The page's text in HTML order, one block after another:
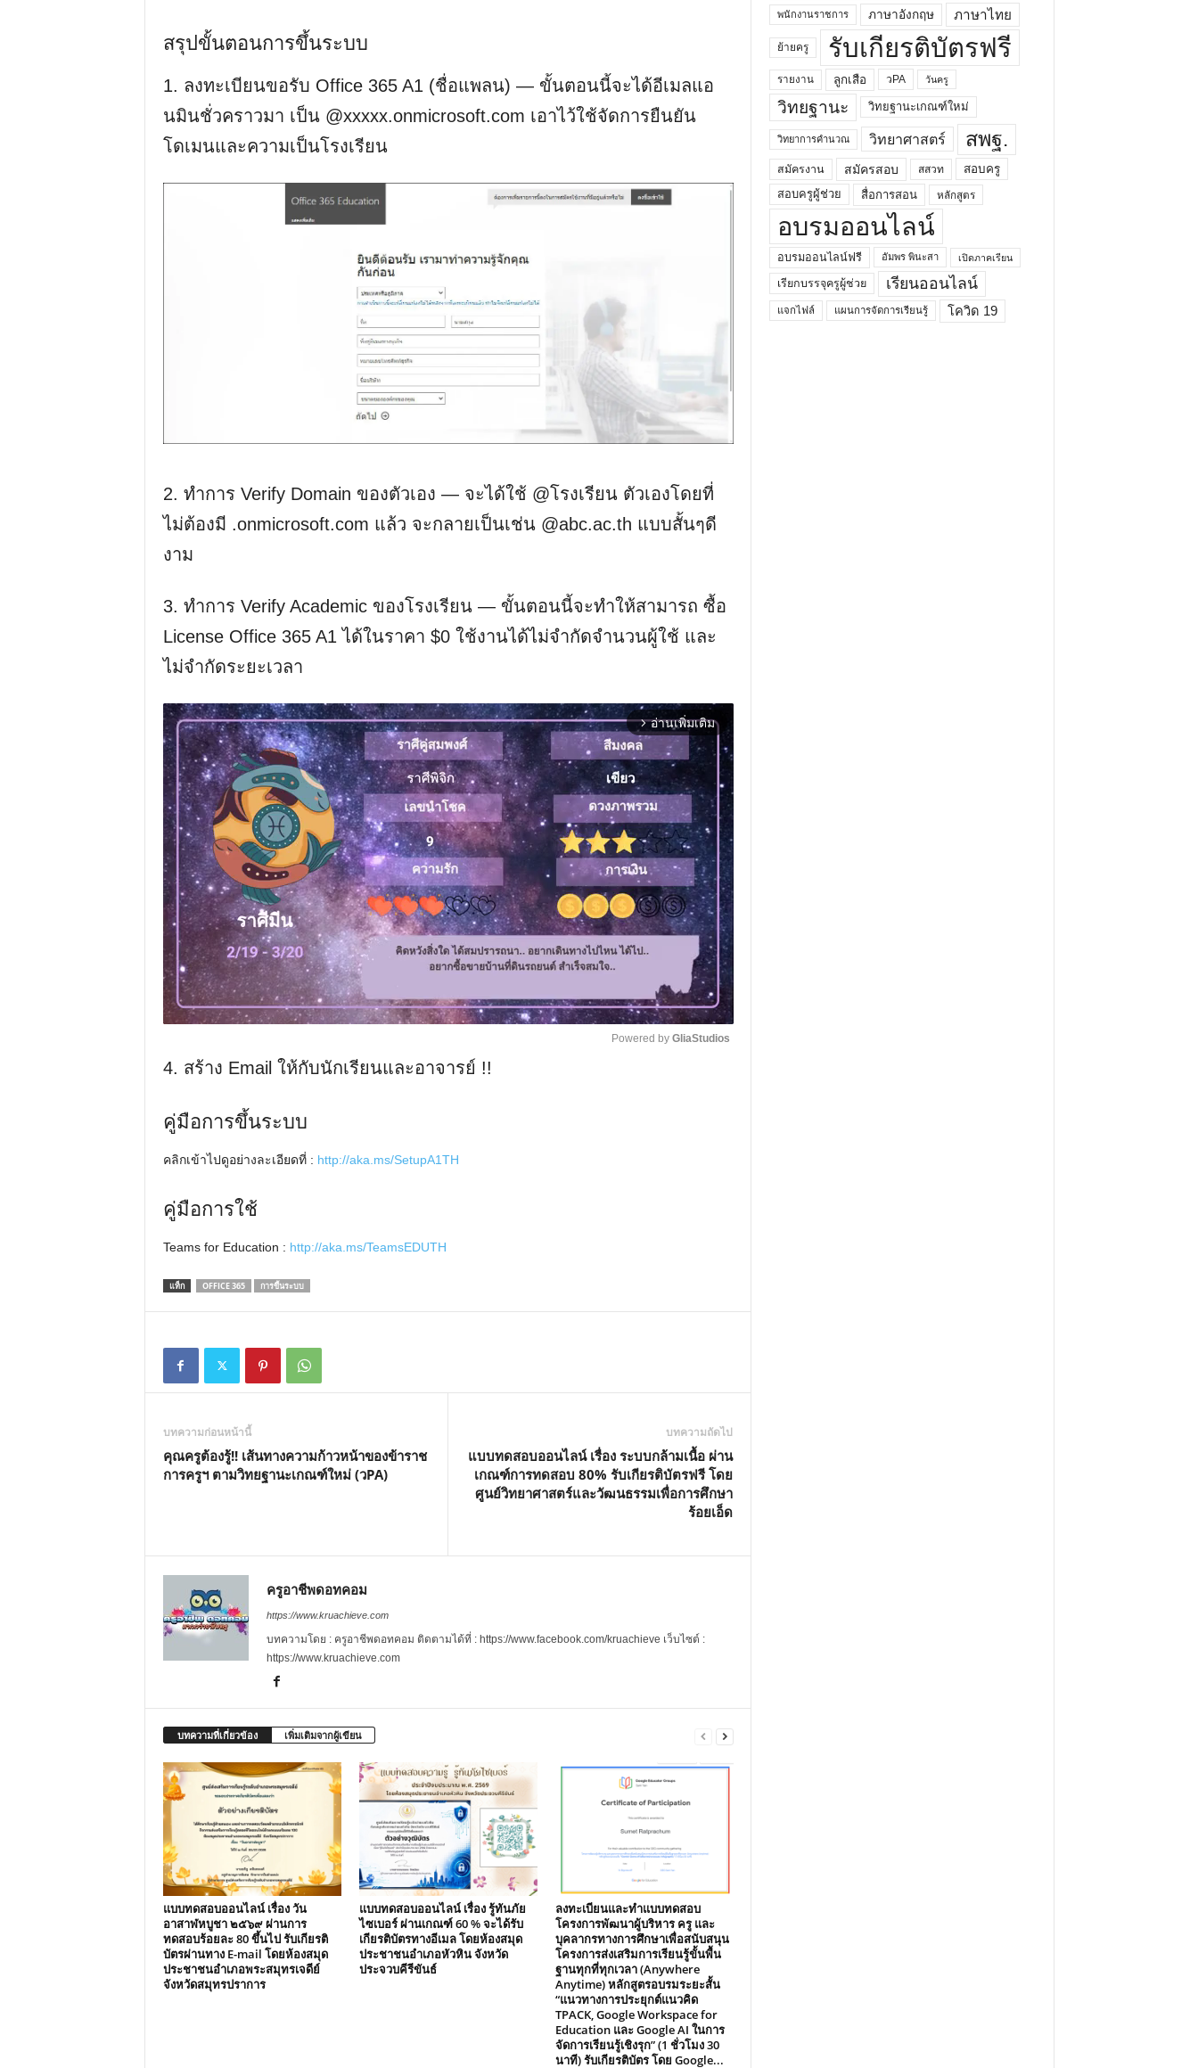
สรุปขั้นตอนการขึ้นระบบ
1. ลงทะเบียนขอรับ Office 365 A1 (ชื่อแพลน) — ขั้นตอนนี้จะได้อีเมลแอ
นมินชั่วคราวมา เป็น @xxxxx.onmicrosoft.com เอาไว้ใช้จัดการยืนยัน
โดเมนและความเป็นโรงเรียน
2. ทำการ Verify Domain ของตัวเอง — จะได้ใช้ @โรงเรียน ตัวเองโดยที่
ไม่ต้องมี .onmicrosoft.com แล้ว จะกลายเป็นเช่น @abc.ac.th แบบสั้นๆดี
งาม
3. ทำการ Verify Academic ของโรงเรียน — ขั้นตอนนี้จะทำให้สามารถ ซื้อ
License Office 365 A1 ได้ในราคา $0 ใช้งานได้ไม่จำกัดจำนวนผู้ใช้ และ
ไม่จำกัดระยะเวลา
arrow_forward_ios อ่านเพิ่มเติม
Powered by GliaStudios
4. สร้าง Email ให้กับนักเรียนและอาจารย์ !!
คู่มือการขึ้นระบบ
คลิกเข้าไปดูอย่างละเอียดที่ : http://aka.ms/SetupA1TH
คู่มือการใช้
Teams for Education : http://aka.ms/TeamsEDUTH
แท็ก OFFICE 365 การขึ้นระบบ
บทความก่อนหน้านี้
คุณครูต้องรู้!! เส้นทางความก้าวหน้าของข้าราช
การครูฯ ตามวิทยฐานะเกณฑ์ใหม่ (วPA)
บทความถัดไป
แบบทดสอบออนไลน์ เรื่อง ระบบกล้ามเนื้อ ผ่าน
เกณฑ์การทดสอบ 80% รับเกียรติบัตรฟรี โดย
ศูนย์วิทยาศาสตร์และวัฒนธรรมเพื่อการศึกษา
ร้อยเอ็ด
ครูอาชีพดอทคอม
https://www.kruachieve.com
บทความโดย : ครูอาชีพดอทคอม ติดตามได้ที่ : https://www.facebook.com/kruachieve เว็บไซต์ :
https://www.kruachieve.com
บทความที่เกี่ยวข้อง เพิ่มเติมจากผู้เขียน
แบบทดสอบออนไลน์ เรื่อง วัน
อาสาฬหบูชา ๒๕๖๙ ผ่านการ
ทดสอบร้อยละ 80 ขึ้นไป รับเกียรติ
บัตรผ่านทาง E-mail โดยห้องสมุด
ประชาชนอำเภอพระสมุทรเจดีย์
จังหวัดสมุทรปราการ
แบบทดสอบออนไลน์ เรื่อง รู้ทันภัย
ไซเบอร์ ผ่านเกณฑ์ 60 % จะได้รับ
เกียรติบัตรทางอีเมล โดยห้องสมุด
ประชาชนอำเภอหัวหิน จังหวัด
ประจวบคีรีขันธ์
ลงทะเบียนและทำแบบทดสอบ
โครงการพัฒนาผู้บริหาร ครู และ
บุคลากรทางการศึกษาเพื่อสนับสนุน
โครงการส่งเสริมการเรียนรู้ขั้นพื้น
ฐานทุกที่ทุกเวลา (Anywhere
Anytime) หลักสูตรอบรมระยะสั้น
“แนวทางการประยุกต์แนวคิด
TPACK, Google Workspace for
Education และ Google AI ในการ
จัดการเรียนรู้เชิงรุก” (1 ชั่วโมง 30
นาที) รับเกียรติบัตร โดย Google...
พนักงานราชการ ภาษาอังกฤษ ภาษาไทย
ย้ายครู รับเกียรติบัตรฟรี
รายงาน ลูกเสือ วPA วันครู
วิทยฐานะ วิทยฐานะเกณฑ์ใหม่
วิทยาการคำนวณ วิทยาศาสตร์ สพฐ.
สมัครงาน สมัครสอบ สสวท
สอบครู
สอบครูผู้ช่วย
สื่อการสอน หลักสูตร
อบรมออนไลน์
อบรมออนไลน์ฟรี อัมพร พินะสา เปิดภาคเรียน
เรียกบรรจุครูผู้ช่วย เรียนออนไลน์
แจกไฟล์ แผนการจัดการเรียนรู้ โควิด 19